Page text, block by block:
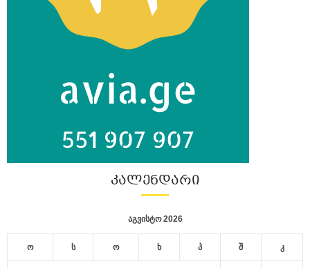
ᲙᲐᲚᲔᲜᲓᲐᲠᲘ
აგვისტო 2026
ო ს ო ხ პ შ კ